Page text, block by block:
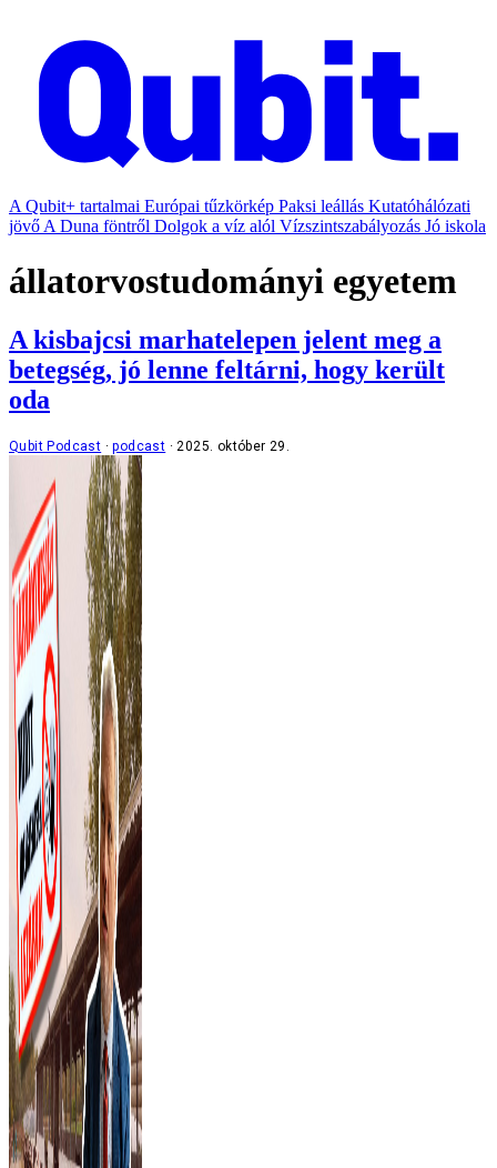
A Qubit+ tartalmai Európai tűzkörkép Paksi leállás Kutatóhálózati
jövő A Duna föntről Dolgok a víz alól Vízszintszabályozás Jó iskola
állatorvostudományi egyetem
A kisbajcsi marhatelepen jelent meg a
betegség, jó lenne feltárni, hogy került
oda
Qubit Podcast podcast 2025. október 29.